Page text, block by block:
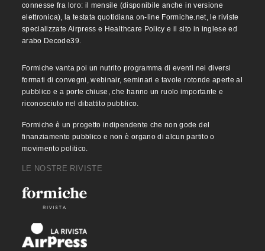
connesse fra loro: il mensile (disponibile anche in versione
elettronica), la testata quotidiana on-line Formiche.net, le riviste
specializzate Airpress e Healthcare Policy e il sito in inglese ed
arabo Decode39.
Formiche vanta poi un nutrito programma di eventi nei diversi
formati di convegni, webinair, seminari e tavole rotonde aperte al
pubblico e a porte chiuse, che hanno un ruolo importante e
riconosciuto nel dibattito pubblico.
Formiche è un progetto indipendente che non gode del
finanziamento pubblico e non è organo di alcun partito o
movimento politico.
LE NOSTRE RIVISTE